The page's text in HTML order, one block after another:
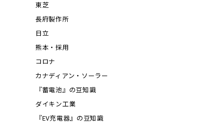
東芝
長府製作所
日立
熊本・採用
コロナ
カナディアン・ソーラー
『蓄電池』の豆知識
ダイキン工業
『EV充電器』の豆知識